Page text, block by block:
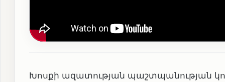
Խոսքի ազատության պաշտպանության